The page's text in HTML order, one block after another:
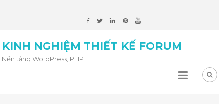
KINH NGHIỆM THIẾT KẾ FORUM
Nền tảng WordPress, PHP